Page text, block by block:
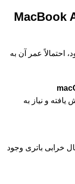
احتمالاً عمر آن به
و نیاز به
خرابی باتری وجود